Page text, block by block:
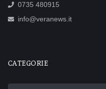
0735 480915
info@veranews.it
CATEGORIE